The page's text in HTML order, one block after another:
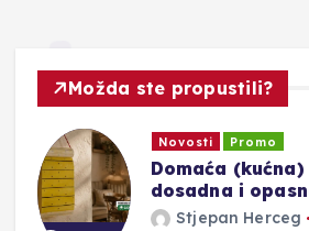
Možda ste propustili?
Novosti Promo
Domaća (kućna)
dosadna i
Stjepan Herceg